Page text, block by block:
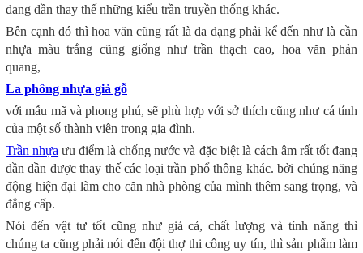
đang dần thay thế những kiểu trần truyền thống khác.
Bên cạnh đó thì hoa văn cũng rất là đa dạng phải kể đến như là cần
nhựa màu trắng cũng giống như trần thạch cao, hoa văn phản
quang,
La phông nhựa giả gỗ
với mẫu mã và phong phú, sẽ phù hợp với sở thích cũng như cá tính
của một số thành viên trong gia đình.
Trần nhựa ưu điểm là chống nước và đặc biệt là cách âm rất tốt đang
dần dần được thay thế các loại trần phổ thông khác. bởi chúng năng
động hiện đại làm cho căn nhà phòng của mình thêm sang trọng, và
đẳng cấp.
Nói đến vật tư tốt cũng như giá cả, chất lượng và tính năng thì
chúng ta cũng phải nói đến đội thợ thi công uy tín, thì sản phẩm làm